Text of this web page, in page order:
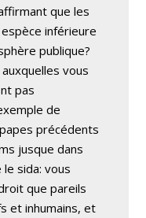
que les
inférieure
publique?
vous
pas
de
précédents
jusque dans
le sida: vous
que pareils
et inhumains, et